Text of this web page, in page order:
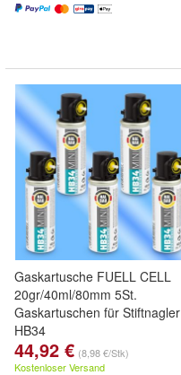
Gaskartusche FUELL CELL
20gr/40ml/80mm 5St.
Gaskartuschen für Stiftnagler
HB34
44,92 € (8,98 €/Stk)
Kostenloser Versand